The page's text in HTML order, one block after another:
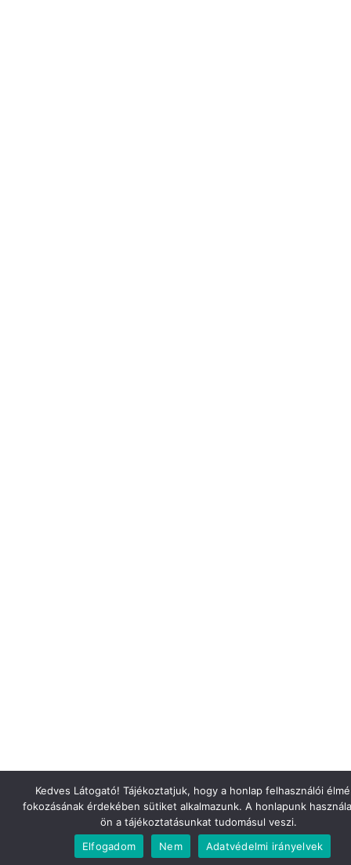
Kedves Látogató! Tájékoztatjuk, hogy a honlap felhasználói
fokozásának érdekében sütiket alkalmazunk. A honlapunk
ön a tájékoztatásunkat tudomásul veszi.
Elfogadom
Nem Adatvédelmi irányelvek